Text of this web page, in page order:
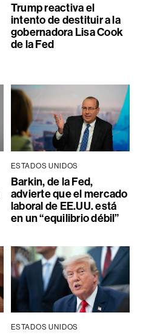
Trump reactiva el
intento de destituir a la
gobernadora Lisa Cook
de la Fed
ESTADOS UNIDOS
Barkin, de la Fed,
advierte que el mercado
laboral de EE.UU. está
en un “equilibrio débil”
ESTADOS UNIDOS